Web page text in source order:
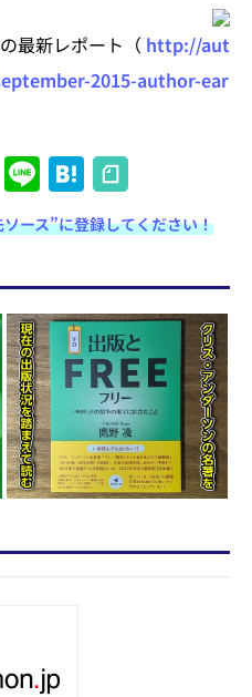
最新レポート（ http://aut
2015-author-ear
X Li
n
e
H
at
e
n
a
ース”に登録してください！